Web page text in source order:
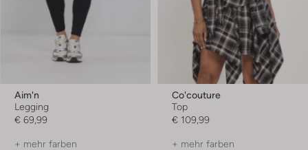
Aim'n
Legging
€ 69,99
+ mehr farben
Co'couture
Top
€ 109,99
+ mehr farben